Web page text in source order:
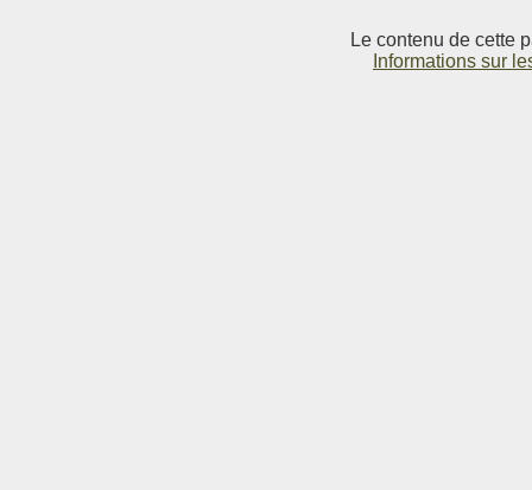
Le contenu de cette
Informations sur